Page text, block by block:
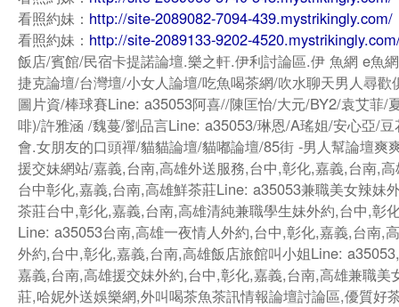
看照約妹： http://site-2089082-7094-439.mystrikingly.com/
看照約妹： http://site-2089133-9202-
飯店/賓館/民宿卡提諾論壇.樂之軒.伊利討論區.伊 魚網 e魚
捷克論壇/台灣壇/小女人論壇/吃魚喝茶網/吹水聊天男人尋歡
圖片資/棒球賽Line: a35053阿喜//陳匡怡/大元/BY2/袁艾菲/
啡)/許雅涵 /魏蔓/劉品言Line: a35053/琳恩/A瑤姐/安心亞/豆
會.女朋友的口頭禪/貓貓論壇/貓嘟論壇/85街 -男人幫論壇爽
援交妹網站/嘉義,台南,高雄外送服務,台中,彰化,嘉義,台南,
台中彰化,嘉義,台南,高雄鮮茶莊Line: a35053兼職美女辣妹
茶莊台中,彰化,嘉義,台南,高雄清純兼職學生妹外約,台中,彰
Line: a35053台南,高雄一夜情人外約,台中,彰化,嘉義,台南,
外約,台中,彰化,嘉義,台南,高雄飯店旅館叫小姐Line:
嘉義,台南,高雄援交妹外約,台中,彰化,嘉義,台南,高雄兼職美
莊,哈妮外送娛樂網,外叫喝茶魚茶訊情報論壇討論區,優質好